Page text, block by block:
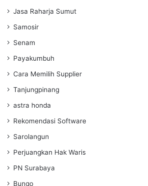
Jasa Raharja Sumut
Samosir
Senam
Payakumbuh
Cara Memilih Supplier
Tanjungpinang
astra honda
Rekomendasi Software
Sarolangun
Perjuangkan Hak Waris
PN Surabaya
Bungo